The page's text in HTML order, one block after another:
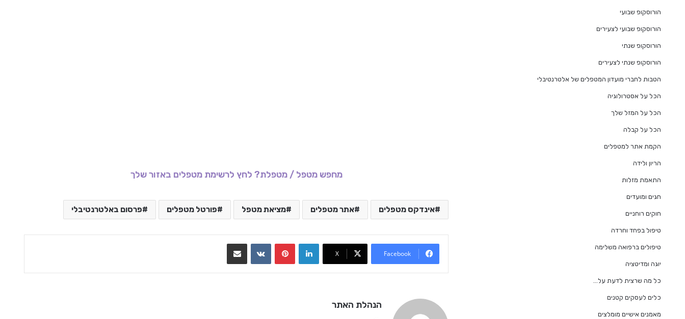
מחפש מטפל / מטפלת? לחץ לרשימת מטפלים באזור שלך
אינדקס מטפלים אתר מטפלים מציאת מטפל פורטל מטפלים פרסום באלטרנטיבלי
Facebook
X
LinkedIn
Pinterest
VKontakte שתף בדואר אלקטרוני
הנהלת האתר
הורוסקופ שבועי
הורוסקופ שבועי לצעירים
הורוסקופ שנתי
הורוסקופ שנתי לצעירים
הטבות לחברי מועדון המטפלים של אלטרנטיבלי
הכל על אסטרולוגיה
הכל על המזל שלך
הכל על קבלה
הקמת אתר למטפלים
הריון ולידה
התאמת מזלות
חגים ומועדים
חוקים רוחניים
טיפול בפחד וחרדה
טיפולים ברפואה משלימה
יוגה ומדיטציה
כל מה שרצית לדעת על…
כלים לעסקים קטנים
מאמנים אישיים מומלצים